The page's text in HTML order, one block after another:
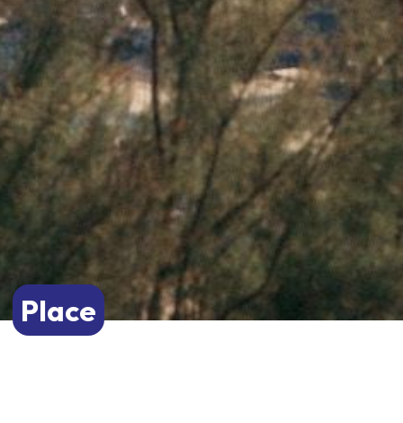
Place